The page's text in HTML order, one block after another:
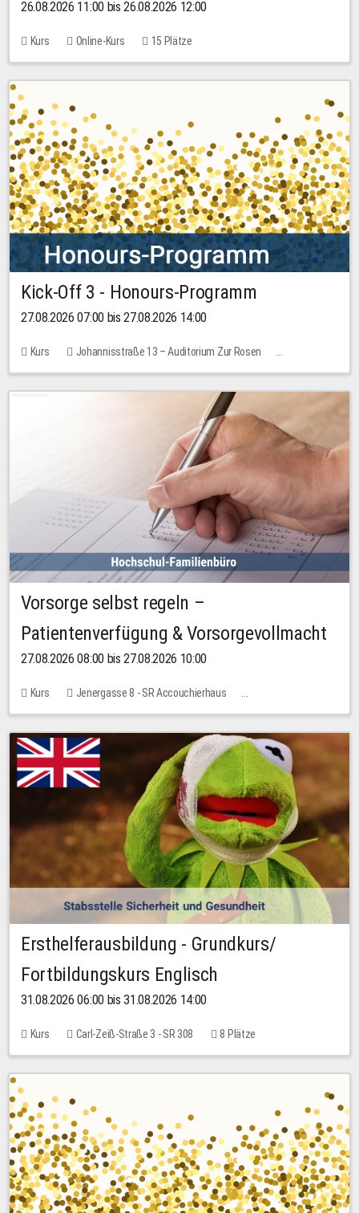
26.08.2026 11:00 bis 26.08.2026 12:00
Kurs Online-Kurs 15 Plätze
Kick-Off 3 - Honours-Programm
27.08.2026 07:00 bis 27.08.2026 14:00
Kurs
Johannisstraße 13 – Auditorium Zur Rosen
11 Plätze
Vorsorge selbst regeln –
Patientenverfügung & Vorsorgevollmacht
27.08.2026 08:00 bis 27.08.2026 10:00
Kurs
Jenergasse 8 - SR Accouchierhaus
Keine freien Plätze
Ersthelferausbildung - Grundkurs/
Fortbildungskurs Englisch
31.08.2026 06:00 bis 31.08.2026 14:00
Kurs Carl-Zeiß-Straße 3 - SR 308 8 Plätze